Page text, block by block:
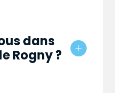
dans
Rogny ?